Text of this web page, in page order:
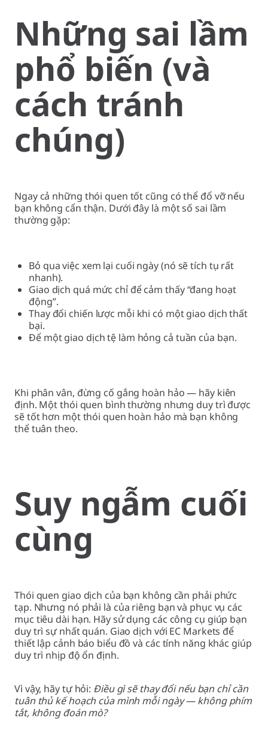
Những sai lầm
phổ biến (và
cách tránh
chúng)
Ngay cả những thói quen tốt cũng có thể đổ vỡ nếu
bạn không cẩn thận. Dưới đây là một số sai lầm
thường gặp:
Bỏ qua việc xem lại cuối ngày (nó sẽ tích tụ rất
nhanh).
Giao dịch quá mức chỉ để cảm thấy “đang hoạt
động”.
Thay đổi chiến lược mỗi khi có một giao dịch thất
bại.
Để một giao dịch tệ làm hỏng cả tuần của bạn.
Khi phân vân, đừng cố gắng hoàn hảo — hãy kiên
định. Một thói quen bình thường nhưng duy trì được
sẽ tốt hơn một thói quen hoàn hảo mà bạn không
thể tuân theo.
Suy ngẫm cuối
cùng
Thói quen giao dịch của bạn không cần phải phức
tạp. Nhưng nó phải là của riêng bạn và phục vụ các
mục tiêu dài hạn. Hãy sử dụng các công cụ giúp bạn
duy trì sự nhất quán. Giao dịch với EC Markets để
thiết lập cảnh báo biểu đồ và các tính năng khác giúp
duy trì nhịp độ ổn định.
Vì vậy, hãy tự hỏi: Điều gì sẽ thay đổi nếu bạn chỉ cần
tuân thủ kế hoạch của mình mỗi ngày — không phím
tắt, không đoán mò?